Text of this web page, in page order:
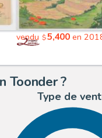
vendu $5,400en
Toonder ?
Type de